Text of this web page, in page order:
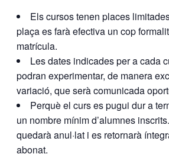
Els cursos tenen places
plaça es farà efectiva un cop
matrícula.
Les dates indicades per a cada
podran experimentar, de manera
variació, que serà comunicada
Perquè el curs es pugui dur a
un nombre mínim d’alumnes
quedarà anul·lat i es retornarà
abonat.